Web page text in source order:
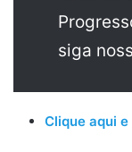
siga
Clique aqui